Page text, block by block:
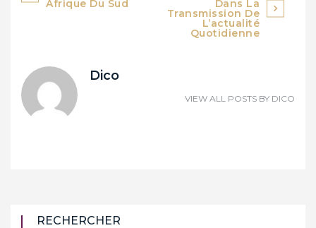
de Afrique Du Sud Dans La
Transmission De
L’actualité
Quotidienne
Dico
VIEW ALL POSTS BY DICO
RECHERCHER